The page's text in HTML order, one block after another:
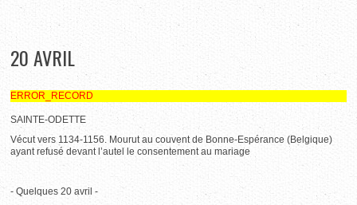
20 AVRIL
ERROR_RECORD
SAINTE-ODETTE
Vécut vers 1134-1156. Mourut au couvent de Bonne-Espérance (Belgique)
ayant refusé devant l’autel le consentement au mariage
- Quelques 20 avril -